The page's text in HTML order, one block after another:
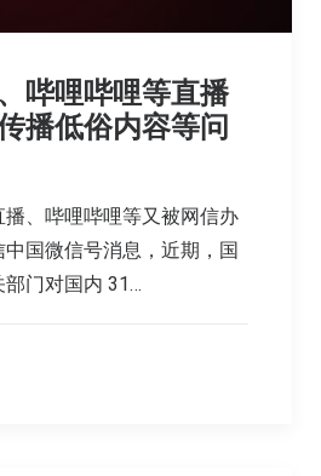
哔哩哔哩等直播
播低俗内容等问
播、哔哩哔哩等又被网信办
国微信号消息，近期，国
门对国内 31…